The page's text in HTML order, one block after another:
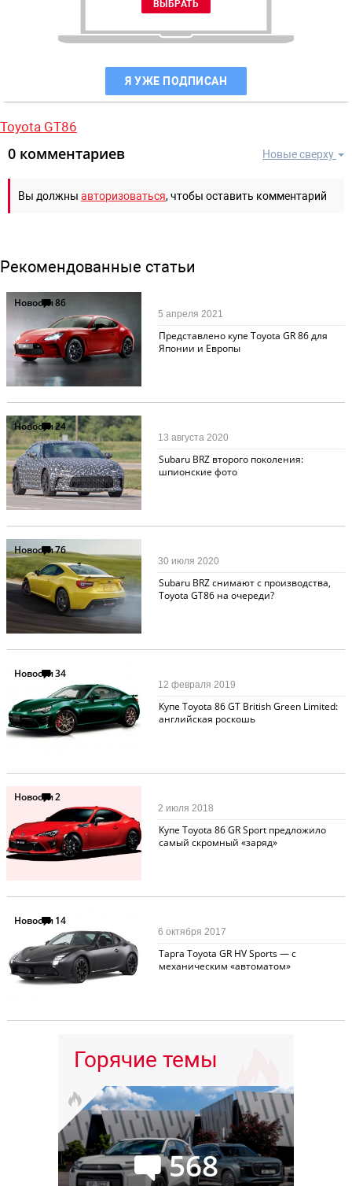
Я УЖЕ ПОДПИСАН
Toyota GT86
Новые сверху
0 комментариев
Вы должны авторизоваться, чтобы оставить комментарий
Рекомендованные статьи
Новости86
Представлено купе Toyota GR 86 для
Японии и Европы
5 апреля 2021
Новости24
Subaru BRZ второго поколения:
шпионские фото
13 августа 2020
Новости76
Subaru BRZ снимают с производства,
Toyota GT86 на очереди?
30 июля 2020
Новости34
Купе Toyota 86 GT British Green Limited:
английская роскошь
12 февраля 2019
Новости2
Купе Toyota 86 GR Sport предложило
самый скромный «заряд»
2 июля 2018
Новости14
Тарга Toyota GR HV Sports — с
механическим «автоматом»
6 октября 2017
Горячие темы
568